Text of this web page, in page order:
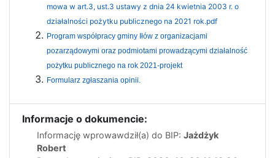
mowa w art.3, ust.3 ustawy z dnia 24 kwietnia 2003 r. o
działalności pożytku publicznego na 2021 rok.pdf
Program współpracy gminy Iłów z organizacjami
pozarządowymi oraz podmiotami prowadzącymi działalność
pożytku publicznego na rok 2021-projekt
Formularz zgłaszania opinii.
Informacje o dokumencie:
Informację wprowawdził(a) do BIP: Jażdżyk
Robert